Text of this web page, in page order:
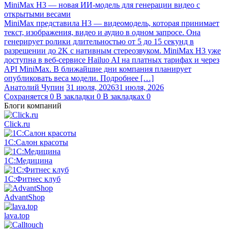
MiniMax H3 — новая ИИ-модель для генерации видео с
открытыми весами
MiniMax представила H3 — видеомодель, которая принимает
текст, изображения, видео и аудио в одном запросе. Она
генерирует ролики длительностью от 5 до 15 секунд в
разрешении до 2K с нативным стереозвуком. MiniMax H3 уже
доступна в веб-сервисе Hailuo AI на платных тарифах и через
API MiniMax. В ближайшие дни компания планирует
опубликовать веса модели. Подробнее […]
Анатолий Чупин 31 июля, 202631 июля, 2026
Сохраняется 0 В закладки 0 В закладках 0
Блоги компаний
Click.ru
1С:Салон красоты
1С:Медицина
1С:Фитнес клуб
AdvantShop
lava.top